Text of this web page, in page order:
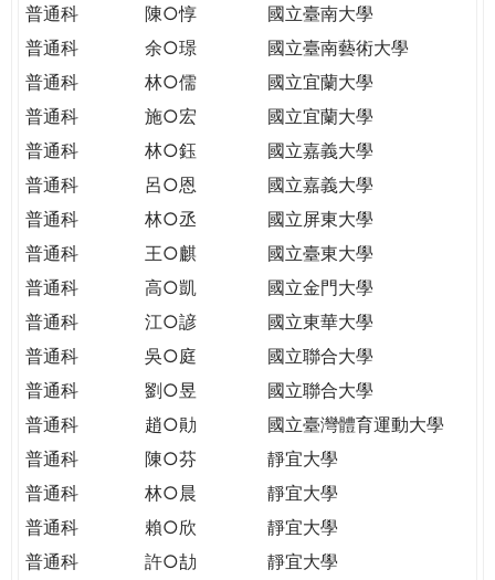
民。
WAGOR
TODAY
THE
WORLD
TOMORROW
PUTTING
YOU
THE
PATH
CITIZENSHIP
普通科
陳○惇
國立臺南大學
普通科
余○璟
國立臺南藝術大學
普通科
林○儒
國立宜蘭大學
普通科
施○宏
國立宜蘭大學
普通科
林○鈺
國立嘉義大學
普通科
呂○恩
國立嘉義大學
普通科
林○丞
國立屏東大學
普通科
王○麒
國立臺東大學
普通科
高○凱
國立金門大學
普通科
江○諺
國立東華大學
普通科
吳○庭
國立聯合大學
普通科
劉○昱
國立聯合大學
普通科
趙○勛
國立臺灣體育運動大學
普通科
陳○芬
靜宜大學
普通科
林○晨
靜宜大學
普通科
賴○欣
靜宜大學
普通科
許○劼
靜宜大學